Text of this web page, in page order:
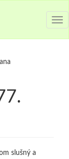
slušný a